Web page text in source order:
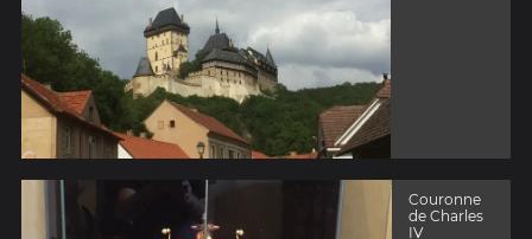
Couronne
de Charles
IV